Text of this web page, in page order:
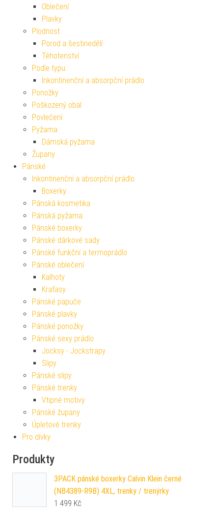
Oblečení
Plavky
Plodnost
Porod a šestinedělí
Těhotenství
Podle typu
Inkontinenční a absorpční prádlo
Ponožky
Poškozený obal
Povlečení
Pyžama
Dámská pyžama
Župany
Pánské
Inkontinenční a absorpční prádlo
Boxerky
Pánská kosmetika
Pánská pyžama
Pánské boxerky
Pánské dárkové sady
Pánské funkční a termoprádlo
Pánské oblečení
Kalhoty
Kraťasy
Pánské papuče
Pánské plavky
Pánské ponožky
Pánské sexy prádlo
Jocksy - Jockstrapy
Slipy
Pánské slipy
Pánské trenky
Vtipné motivy
Pánské župany
Úpletové trenky
Pro dívky
Produkty
3PACK pánské boxerky Calvin Klein černé
(NB4389-R9B) 4XL, trenky / trenýrky
1 499 Kč